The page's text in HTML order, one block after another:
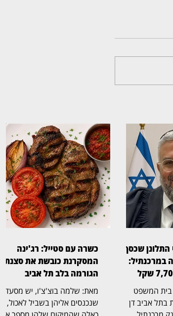
התלונן שכסף
במרכנתיל:
מאת: דוד אורן, בית המשפט
בתל אביב דן
כשרה עם סטייל: רג'ינה
המסקרנת כובשת את סצנת
הגורמה בלב תל אביב
מאת: שלמה בוצ'צ'ו, יש מסעדות
שנכנסים אליהן בשביל לאכול, ויש